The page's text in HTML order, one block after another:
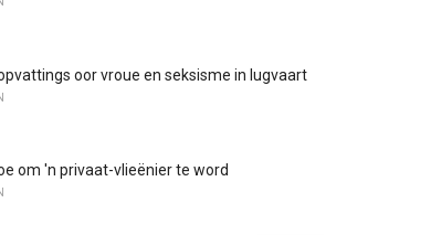
oor vroue en seksisme in lugvaart
om 'n privaat-vlieënier te word